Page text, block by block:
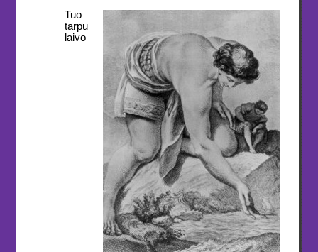
Tuo
tarpu
laivo